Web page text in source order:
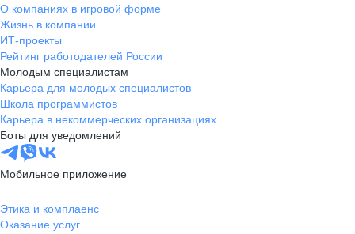
О компаниях в игровой форме
Жизнь в компании
ИТ-проекты
Рейтинг работодателей России
Молодым специалистам
Карьера для молодых специалистов
Школа программистов
Карьера в некоммерческих организациях
Боты для уведомлений
Мобильное приложение
Этика и комплаенс
Оказание услуг